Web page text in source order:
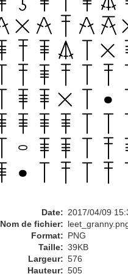
Date: 2017/04/09
Nom de fichier:
Format: PNG
Taille: 39KB
Largeur: 576
Hauteur: 505